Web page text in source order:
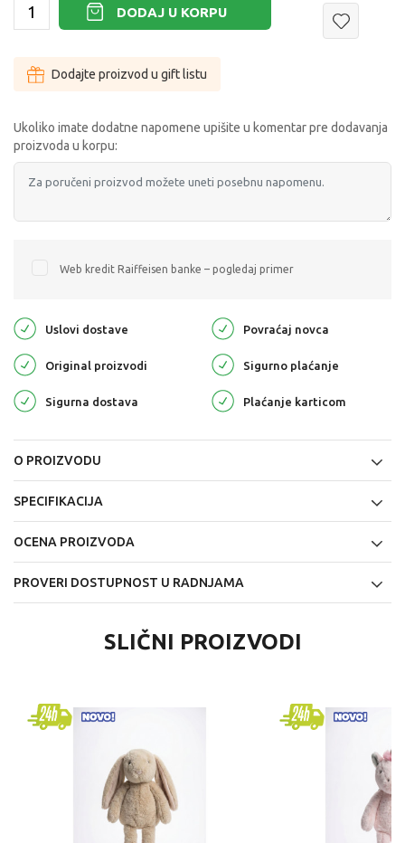
DODAJ U KORPU
Dodajte proizvod u gift listu
Ukoliko imate dodatne napomene upišite u komentar pre dodavanja
proizvoda u korpu:
Web kredit Raiffeisen banke – pogledaj primer
Uslovi dostave Povraćaj novca
Original proizvodi Sigurno plaćanje
Sigurna dostava Plaćanje karticom
O PROIZVODU
SPECIFIKACIJA
OCENA PROIZVODA
PROVERI DOSTUPNOST U RADNJAMA
SLIČNI PROIZVODI